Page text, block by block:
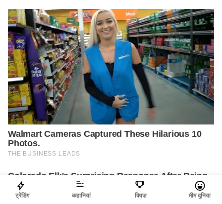
ट्रेंडिंग कहानियां क्विज़ मीम दुनिया